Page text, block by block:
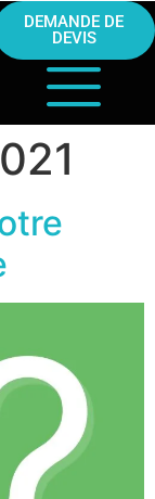
DEMANDE DE
DEVIS